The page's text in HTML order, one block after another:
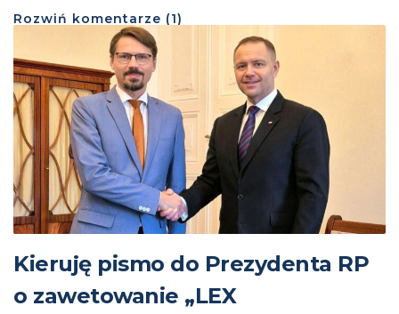
Rozwiń komentarze (1)
Kieruję pismo do Prezydenta RP
o zawetowanie „LEX